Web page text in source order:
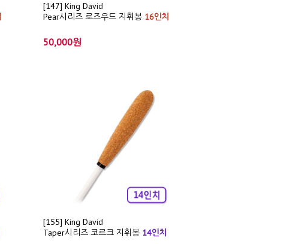
[147] King David
Pear시리즈 로즈우드 지휘봉 16인치
50,000원
[155] King David
Taper시리즈 코르크 지휘봉 14인치